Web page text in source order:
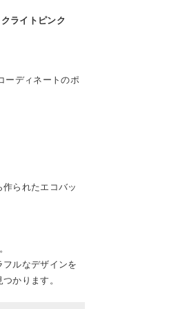
ライトピンク
ーディネートのポ
られたエコバッ
ルなデザインを
かります。